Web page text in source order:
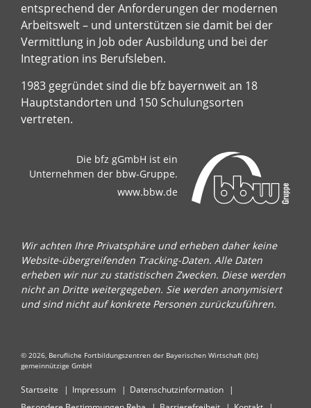
entsprechend der Anforderungen der modernen
Arbeitswelt – und unterstützen sie damit bei der
Vermittlung in Job oder Ausbildung und bei der
Integration ins Berufsleben.
1983 gegründet sind die bfz bayernweit an 18
Hauptstandorten und 150 Schulungsorten
vertreten.
Die bfz gGmbH ist ein
Unternehmen der bbw-Gruppe.
www.bbw.de
Wir achten Ihre Privatsphäre und erheben daher keine
Website-übergreifenden Tracking-Daten. Alle Daten
erheben wir nur zu statistischen Zwecken. Diese werden
nicht an Dritte weitergegeben. Sie werden anonymisiert
und sind nicht auf konkrete Personen zurückzuführen.
© 2026, Berufliche Fortbildungszentren der Bayerischen Wirtschaft (bfz)
gemeinnützige GmbH
Startseite Impressum
Datenschutzinformation